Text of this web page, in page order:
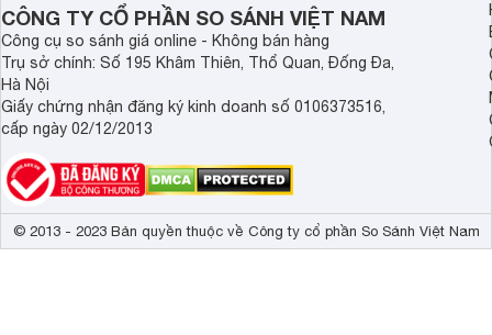
CÔNG TY CỔ PHẦN SO SÁNH VIỆT NAM
Công cụ so sánh giá online - Không bán hàng
Trụ sở chính: Số 195 Khâm Thiên, Thổ Quan, Đống Đa,
Hà Nội
Giấy chứng nhận đăng ký kinh doanh số 0106373516,
cấp ngày 02/12/2013
© 2013 - 2023 Bản quyền thuộc về Công ty cổ phần So Sánh Việt Nam